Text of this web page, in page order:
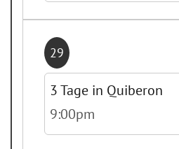
29
3 Tage in Quiberon
9:00pm